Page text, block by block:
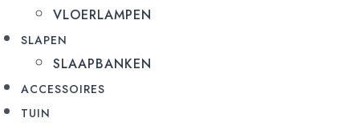
VLOERLAMPEN
SLAPEN
SLAAPBANKEN
ACCESSOIRES
TUIN